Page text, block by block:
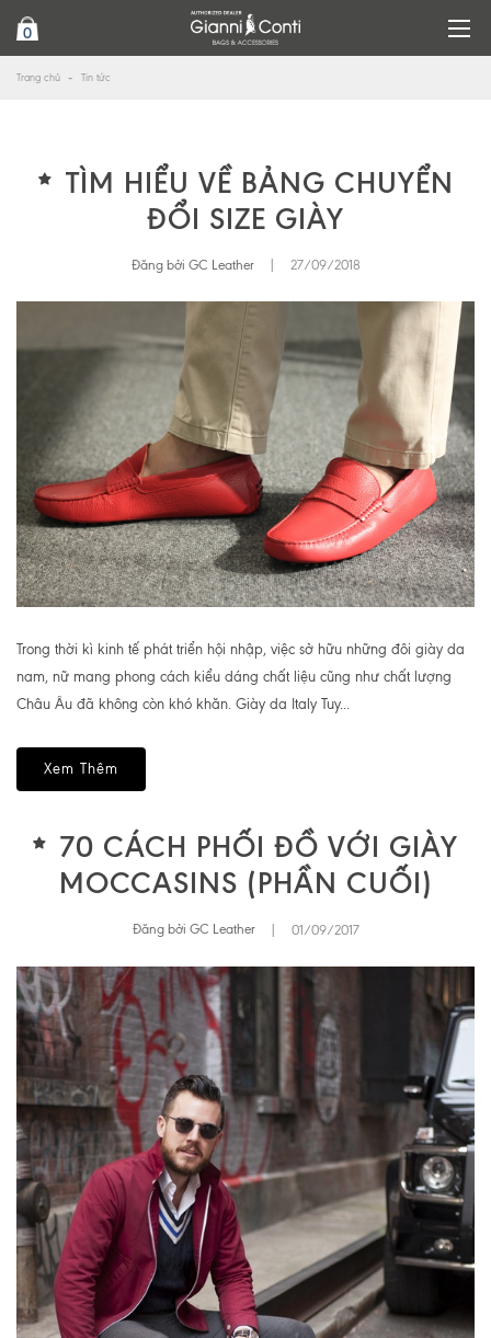
0
Trang chủ Tin tức
TÌM HIỂU VỀ BẢNG CHUYỂN
ĐỔI SIZE GIÀY
Đăng bởi GC Leather 27/09/2018
Trong thời kì kinh tế phát triển hội nhập, việc sở hữu những đôi giày da
nam, nữ mang phong cách kiểu dáng chất liệu cũng như chất lượng
Châu Âu đã không còn khó khăn. Giày da Italy Tuy...
Xem Thêm
70 CÁCH PHỐI ĐỒ VỚI GIÀY
MOCCASINS (PHẦN CUỐI)
Đăng bởi GC Leather 01/09/2017